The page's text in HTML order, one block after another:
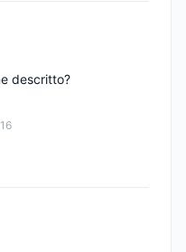
descritto?